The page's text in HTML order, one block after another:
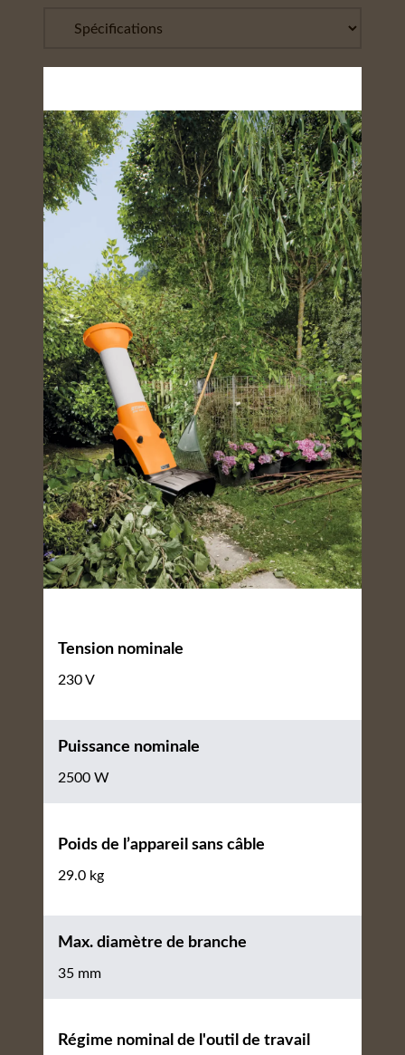
Tension nominale
230 V
Puissance nominale
2500 W
Poids de l’appareil sans câble
29.0 kg
Max. diamètre de branche
35 mm
Régime nominal de l'outil de travail